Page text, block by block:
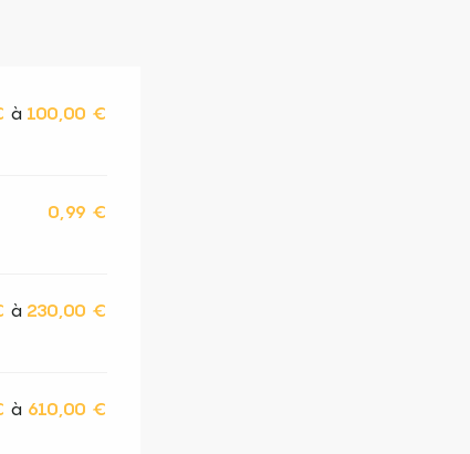
à 100,00 €
0,99 €
à 230,00 €
à 610,00 €